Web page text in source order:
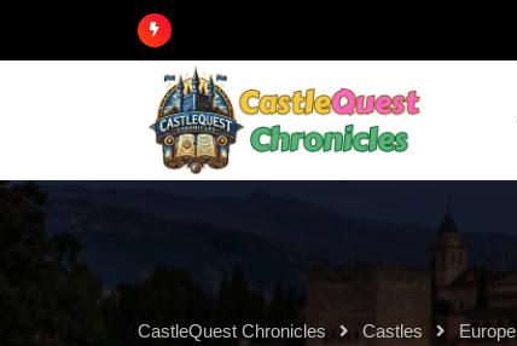
CastleQuest Chronicles Castles Europe